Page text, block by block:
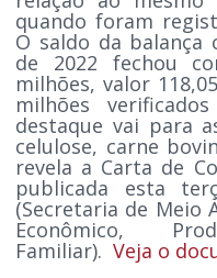
quando foram
O saldo da balança
de 2022 fechou
milhões, valor
milhões
destaque vai para
celulose, carne
revela a Carta de
publicada esta
(Secretaria de Meio
Econômico,
Familiar).Veja o